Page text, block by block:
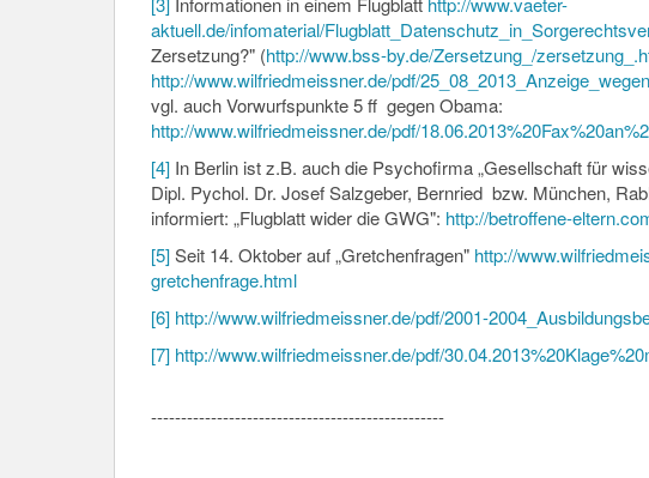
aktuell.de/infomaterial/
Zersetzung?" (http://www.bss-by.de/Zersetzung_/
http://www.wilfriedmeissner.de/pdf/
vgl. auch Vorwurfspunkte 5 ff gegen Obama:
http://www.wilfriedmeissner.de/pdf/
[4]In Berlin ist z.B. auch die Psychofirma „Gesellschaft für
Dipl. Pychol. Dr. Josef Salzgeber, Bernried bzw. München,
informiert: „Flugblatt wider die GWG": http://betroffene-
[5]Seit 14. Oktober auf „Gretchenfragen" http://
gretchenfrage.html
[6] http://www.wilfriedmeissner.de/pdf/2001-
[7] http://www.wilfriedmeissner.de/pdf/
-------------------------------------------------